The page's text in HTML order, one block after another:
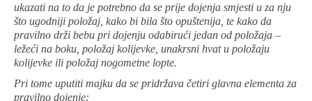
ukazati na to da je potrebno da se prije dojenja smjesti u za nju
što ugodniji položaj, kako bi bila što opuštenija, te kako da
pravilno drži bebu pri dojenju odabirući jedan od položaja –
ležeći na boku, položaj kolijevke, unakrsni hvat u položaju
kolijevke ili položaj nogometne lopte.
Pri tome uputiti majku da se pridržava četiri glavna elementa za
pravilno dojenje: